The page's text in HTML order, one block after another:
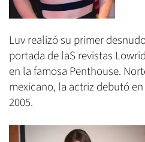
Luv realizó su primer
portada de laS revistas
en la famosa Penthouse.
mexicano, la actriz debutó
2005.